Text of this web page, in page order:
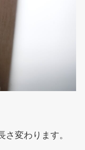
変わります。